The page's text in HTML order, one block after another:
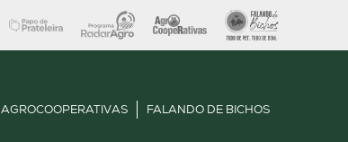
AGROCOOPERATIVAS FALANDO DE BICHOS